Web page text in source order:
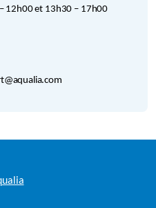
12h00 et 13h30 – 17h00